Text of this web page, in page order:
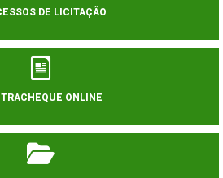
DE LICITAÇÃO
ONLINE